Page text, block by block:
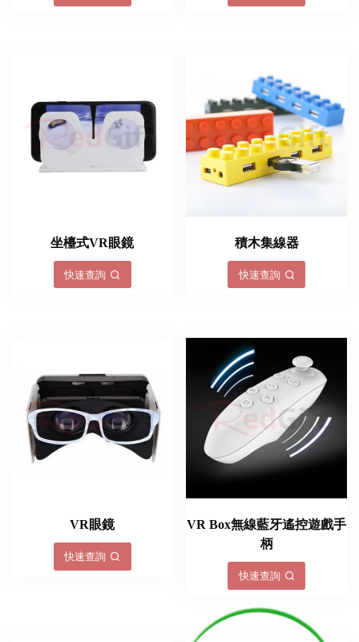
坐檯式VR眼鏡
快速查詢
積木集線器
快速查詢
VR眼鏡
快速查詢
VR Box無線藍牙遙控遊戲手
柄
快速查詢